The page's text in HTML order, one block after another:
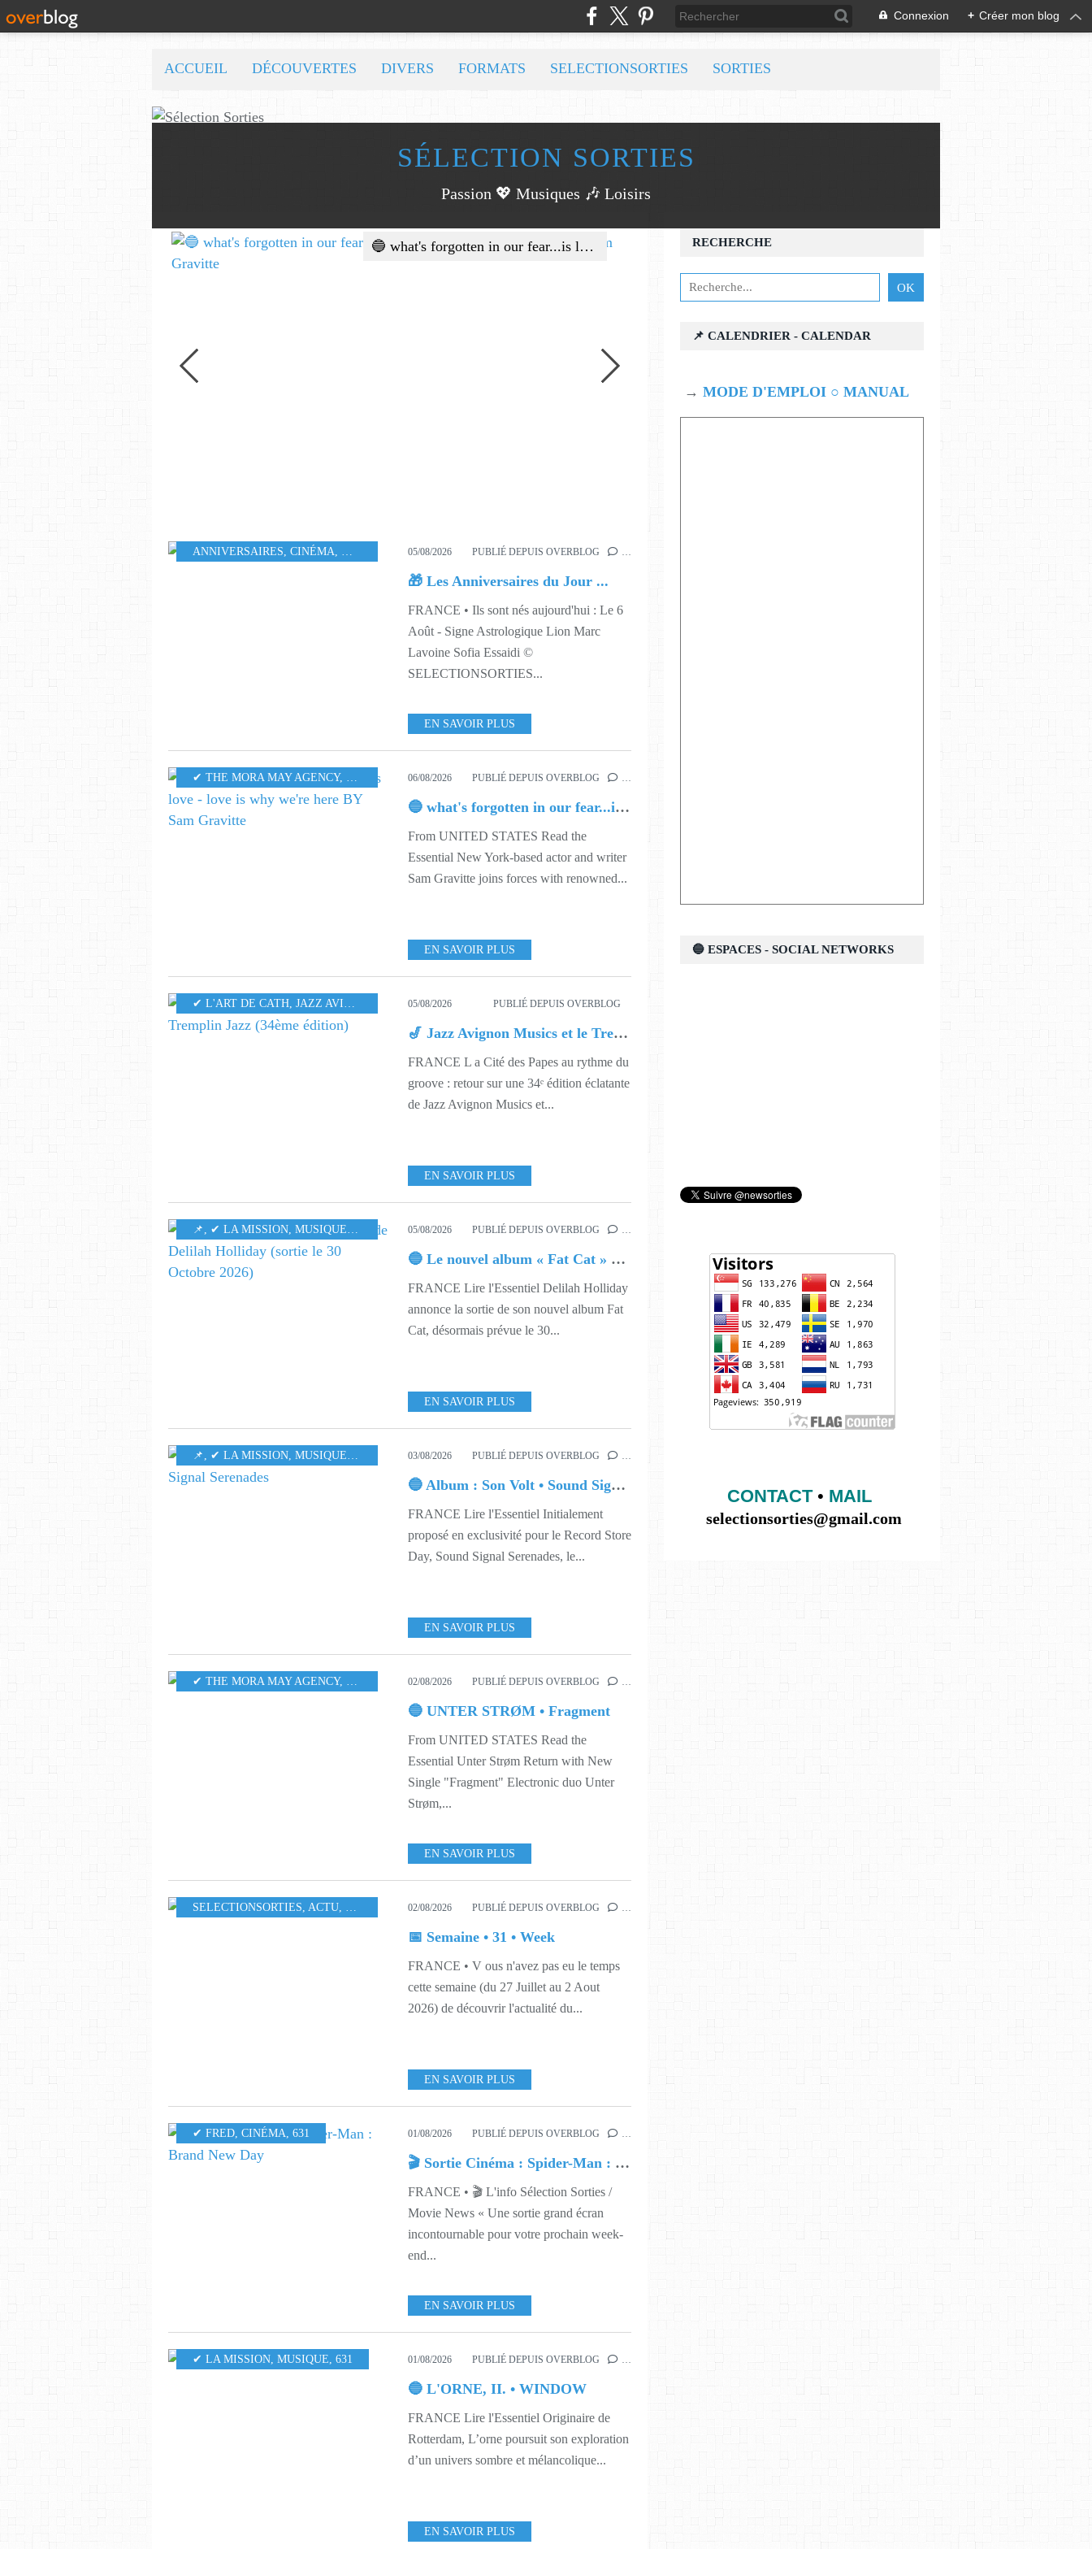
Connexion + Créer mon blog
SÉLECTION SORTIES
Passion 💖 Musiques 🎶 Loisirs
ACCUEIL DÉCOUVERTES DIVERS FORMATS SELECTIONSORTIES SORTIES
🎁 Les Anniversaires du Jour ...
ANNIVERSAIRES, CINÉMA, MUSIQUE TÉLÉVISION
05/08/2026 PUBLIÉ DEPUIS OVERBLOG …
🎁 Les Anniversaires du Jour ...
FRANCE • Ils sont nés aujourd'hui : Le 6
Août - Signe Astrologique Lion Marc
Lavoine Sofia Essaidi ©
SELECTIONSORTIES...
EN SAVOIR PLUS
✔ THE MORA MAY AGENCY, MUSIC 06/08/2026 PUBLIÉ DEPUIS OVERBLOG …
🔵 what's forgotten in our fear...is love - love is why we're here BY Sam Gravitte
From UNITED STATES Read the
Essential New York-based actor and writer
Sam Gravitte joins forces with renowned...
EN SAVOIR PLUS
✔ L'ART DE CATH, JAZZ AVIGNON MUSICS ,632
05/08/2026 PUBLIÉ DEPUIS OVERBLOG
🎷 Jazz Avignon Musics et le Tremplin Jazz (34ème édition)
FRANCE L a Cité des Papes au rythme du
groove : retour sur une 34ᵉ édition éclatante
de Jazz Avignon Musics et...
EN SAVOIR PLUS
​​​​​​​📌 , ✔ LA MISSION, MUSIQUE, 632 644 05/08/2026 PUBLIÉ DEPUIS OVERBLOG …
🔵 Le nouvel album « Fat Cat » de Delilah Holliday (sortie le 30 Octobre 2026)
FRANCE Lire l'Essentiel Delilah Holliday
annonce la sortie de son nouvel album Fat
Cat, désormais prévue le 30...
EN SAVOIR PLUS
​​​​​​​📌 , ✔ LA MISSION, MUSIQUE, 632 03/08/2026 PUBLIÉ DEPUIS OVERBLOG …
🔵 Album : Son Volt • Sound Signal Serenades
FRANCE Lire l'Essentiel Initialement
proposé en exclusivité pour le Record Store
Day, Sound Signal Serenades, le...
EN SAVOIR PLUS
✔ THE MORA MAY AGENCY, MUSIC 02/08/2026 PUBLIÉ DEPUIS OVERBLOG …
🔵 UNTER STRØM • Fragment
From UNITED STATES Read the
Essential Unter Strøm Return with New
Single "Fragment" Electronic duo Unter
Strøm,...
EN SAVOIR PLUS
SELECTIONSORTIES, ACTU, LOISIRS MUSIQUES 631
02/08/2026 PUBLIÉ DEPUIS OVERBLOG …
📅 Semaine • 31 • Week
FRANCE • V ous n'avez pas eu le temps
cette semaine (du 27 Juillet au 2 Aout
2026) de découvrir l'actualité du...
EN SAVOIR PLUS
✔ FRED, CINÉMA, 631 01/08/2026 PUBLIÉ DEPUIS OVERBLOG …
🎬 Sortie Cinéma : Spider-Man : Brand New Day
FRANCE • 🎬 L'info Sélection Sorties /
Movie News « Une sortie grand écran
incontournable pour votre prochain week-
end...
EN SAVOIR PLUS
✔ LA MISSION, MUSIQUE, 631 01/08/2026 PUBLIÉ DEPUIS OVERBLOG …
🔵 L'ORNE, II. • WINDOW
FRANCE Lire l'Essentiel Originaire de
Rotterdam, L’orne poursuit son exploration
d’un univers sombre et mélancolique...
EN SAVOIR PLUS
RECHERCHE
📌 CALENDRIER - CALENDAR
→ MODE D'EMPLOI ○ MANUAL
🔵 ESPACES - SOCIAL NETWORKS
CONTACT• MAIL
selectionsorties@gmail.com